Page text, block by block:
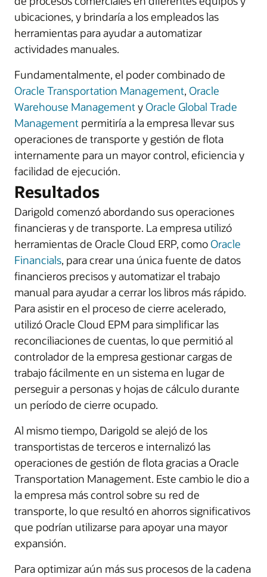
ubicaciones, y brindaría a los empleados las
herramientas para ayudar a automatizar
actividades manuales.
Fundamentalmente, el poder combinado de
Oracle Transportation Management, Oracle
Warehouse Managementy Oracle Global Trade
Management permitiría a la empresa llevar sus
operaciones de transporte y gestión de flota
internamente para un mayor control, eficiencia y
facilidad de ejecución.
Resultados
Darigold comenzó abordando sus operaciones
financieras y de transporte. La empresa utilizó
herramientas de Oracle Cloud ERP, como Oracle
Financials, para crear una única fuente de datos
financieros precisos y automatizar el trabajo
manual para ayudar a cerrar los libros más rápido.
Para asistir en el proceso de cierre acelerado,
utilizó Oracle Cloud EPM para simplificar las
reconciliaciones de cuentas, lo que permitió al
controlador de la empresa gestionar cargas de
trabajo fácilmente en un sistema en lugar de
perseguir a personas y hojas de cálculo durante
un período de cierre ocupado.
Al mismo tiempo, Darigold se alejó de los
transportistas de terceros e internalizó las
operaciones de gestión de flota gracias a Oracle
Transportation Management. Este cambio le dio a
la empresa más control sobre su red de
transporte, lo que resultó en ahorros significativos
que podrían utilizarse para apoyar una mayor
expansión.
Para optimizar aún más sus procesos de la cadena